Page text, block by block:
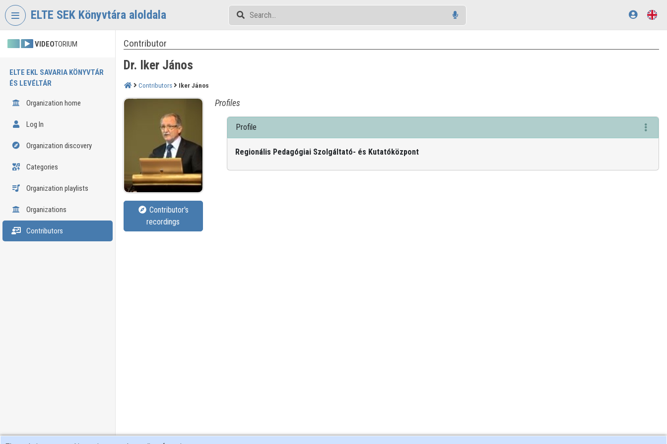
Skip header
ELTE SEK Könyvtára aloldala
VIDEOTORIUM
ELTE EKL SAVARIA KÖNYVTÁR
ÉS LEVÉLTÁR
Organization home
Log In
Organization discovery
Categories
Organization playlists
Organizations
Contributors
Contributor
Dr. Iker János
Contributors Iker János
Contributor's
recordings
Profiles
Profile
Regionális Pedagógiai Szolgáltató- és Kutatóközpont